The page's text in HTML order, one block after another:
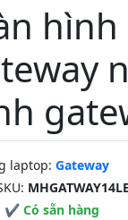
laptop: Gateway
✔ Có sẵn hàng